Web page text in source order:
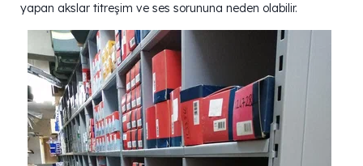
yapan akslar titreşim ve ses sorununa neden olabilir.